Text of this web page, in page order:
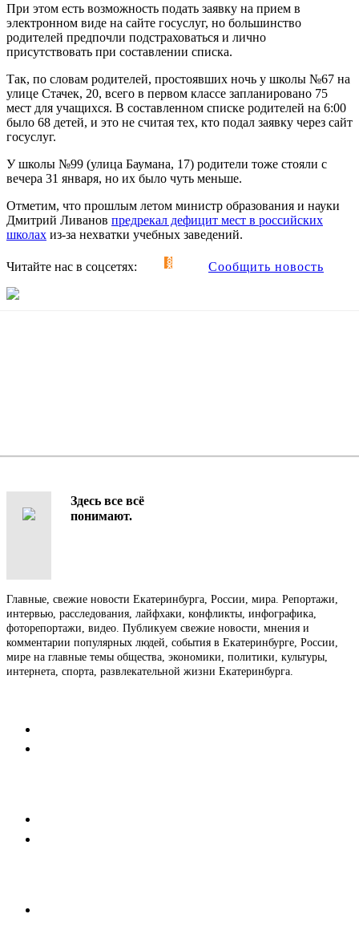
При этом есть возможность подать заявку на прием в
электронном виде на сайте госуслуг, но большинство
родителей предпочли подстраховаться и лично
присутствовать при составлении списка.
Так, по словам родителей, простоявших ночь у школы №67 на
улице Стачек, 20, всего в первом классе запланировано 75
мест для учащихся. В составленном списке родителей на 6:00
было 68 детей, и это не считая тех, кто подал заявку через сайт
госуслуг.
У школы №99 (улица Баумана, 17) родители тоже стояли с
вечера 31 января, но их было чуть меньше.
Отметим, что прошлым летом министр образования и науки
Дмитрий Ливанов предрекал дефицит мест в российских
школах из-за нехватки учебных заведений.
Читайте нас в соцсетях: Сообщить новость
Здесь все всё
понимают.
Главные, свежие новости Екатеринбурга, России, мира. Репортажи,
интервью, расследования, лайфхаки, конфликты, инфографика,
фоторепортажи, видео. Публикуем свежие новости, мнения и
комментарии популярных людей, события в Екатеринбурге, России,
мире на главные темы общества, экономики, политики, культуры,
интернета, спорта, развлекательной жизни Екатеринбурга.